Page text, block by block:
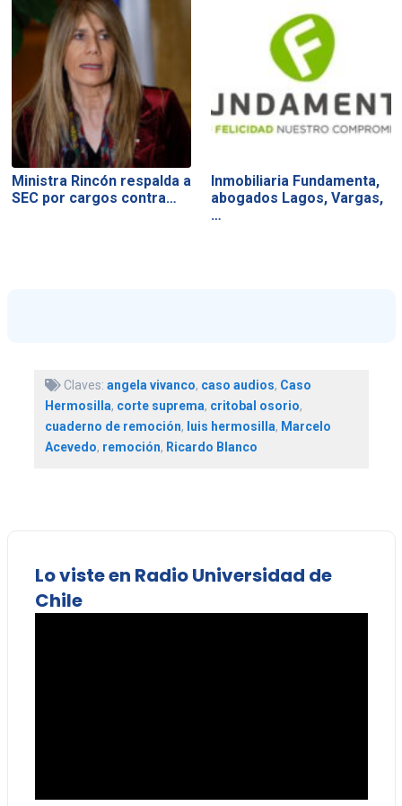
Ministra Rincón respalda a
SEC por cargos contra…
Inmobiliaria Fundamenta,
abogados Lagos, Vargas,
…
Claves: angela vivanco, caso audios, Caso
Hermosilla, corte suprema, critobal osorio,
cuaderno de remoción, luis hermosilla, Marcelo
Acevedo, remoción, Ricardo Blanco
Lo viste en Radio Universidad de
Chile